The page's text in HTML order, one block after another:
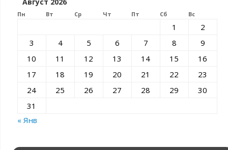
Пн Вт Ср Чт Пт Сб Вс
« Янв
1
2
3
4 5 6 7 8
9
10
11 12 13 14 15
16
17
18 19 20 21 22
23
24
25 26 27 28 29
30
31